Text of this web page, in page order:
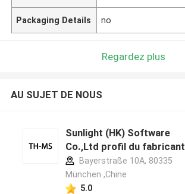
Packaging Details no
Regardez plus
AU SUJET DE NOUS
Sunlight (HK) Software
Co.,Ltd profil du fabricant
Bayerstraße 10A, 80335
München ,Chine
5.0